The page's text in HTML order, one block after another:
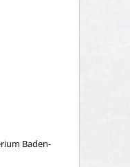
Baden-